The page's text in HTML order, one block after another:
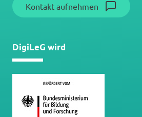
Kontakt aufnehmen
DigiLeG wird